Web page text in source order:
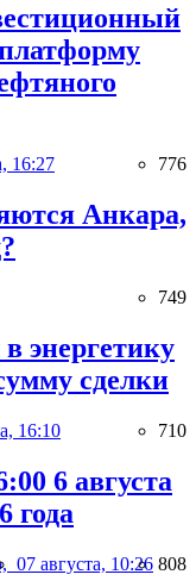
16:27 776
Анкара,
749
энергетику
сделки
16:10 710
6 августа
года
07 августа, 10:26 808